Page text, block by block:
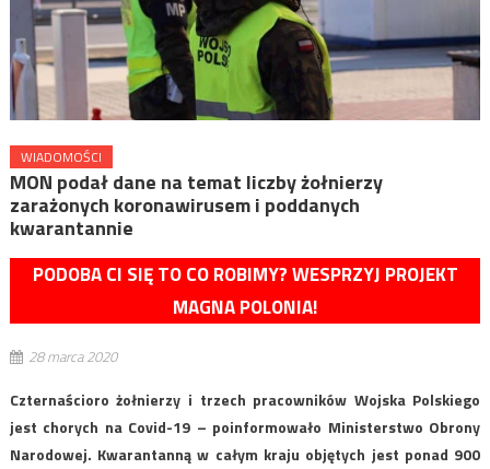
WIADOMOŚCI
MON podał dane na temat liczby żołnierzy
zarażonych koronawirusem i poddanych
kwarantannie
PODOBA CI SIĘ TO CO ROBIMY? WESPRZYJ PROJEKT
MAGNA POLONIA!
28 marca 2020
Czternaścioro żołnierzy i trzech pracowników Wojska Polskiego
jest chorych na Covid-19 – poinformowało Ministerstwo Obrony
Narodowej. Kwarantanną w całym kraju objętych jest ponad 900